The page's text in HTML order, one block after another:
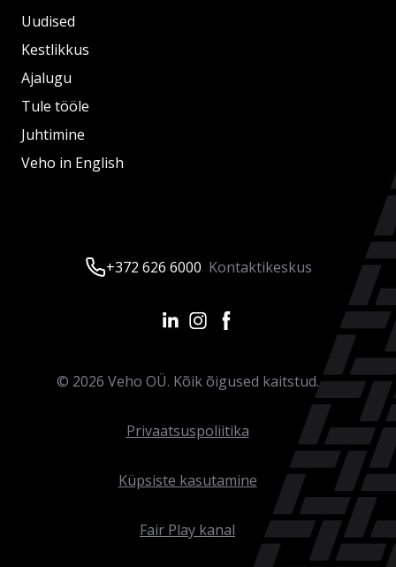
Uudised
Kestlikkus
Ajalugu
Tule tööle
Juhtimine
Veho in English
+372 626 6000 Kontaktikeskus
© 2026 Veho OÜ. Kõik õigused kaitstud.
Privaatsuspoliitika
Küpsiste kasutamine
Fair Play kanal